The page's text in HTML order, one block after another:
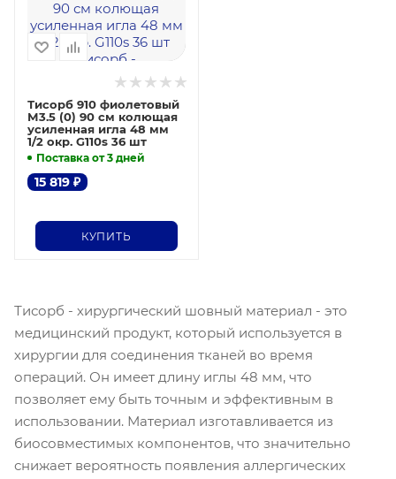
Тисорб 910 фиолетовый
М3.5 (0) 90 см колющая
усиленная игла 48 мм
1/2 окр. G110s 36 шт
Поставка от 3 дней
15 819 ₽
КУПИТЬ
Тисорб - хирургический шовный материал - это
медицинский продукт, который используется в
хирургии для соединения тканей во время
операций. Он имеет длину иглы 48 мм, что
позволяет ему быть точным и эффективным в
использовании. Материал изготавливается из
биосовместимых компонентов, что значительно
снижает вероятность появления аллергических